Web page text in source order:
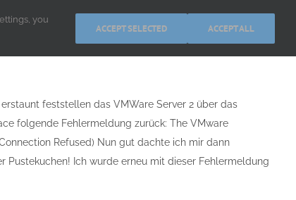
feststellen das VMWare Server 2 über das
folgende Fehlermeldung zurück: The VMware
Refused) Nun gut dachte ich mir dann
Pustekuchen! Ich wurde erneu mit dieser Fehlermeldung
you
ACCEPT SELECTED ACCEPT ALL